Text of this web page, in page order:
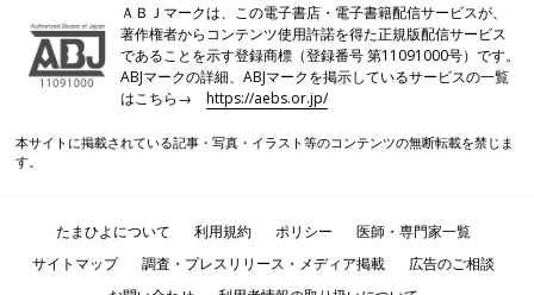
ＡＢＪマークは、この電子書店・電子書籍配信サービスが、
著作権者からコンテンツ使用許諾を得た正規版配信サービス
であることを示す登録商標（登録番号 第11091000号）です。
ABJマークの詳細、ABJマークを掲示しているサービスの一覧
はこちら→https://aebs.or.jp/
本サイトに掲載されている記事・写真・イラスト等のコンテンツの無断転載を禁じま
す。
たまひよについて 利用規約 ポリシー
医師・専門家一覧
サイトマップ
調査・プレスリリース・メディア掲載
広告のご相談